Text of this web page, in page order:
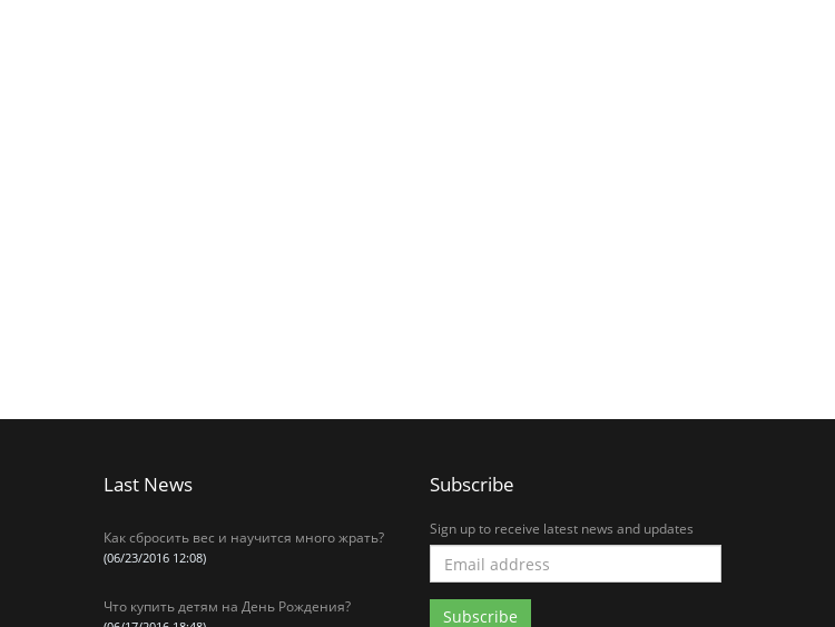
Last News
Как сбросить вес и научится много жрать?
(06/23/2016 12:08)
Что купить детям на День Рождения?
Subscribe
Sign up to receive latest news and updates